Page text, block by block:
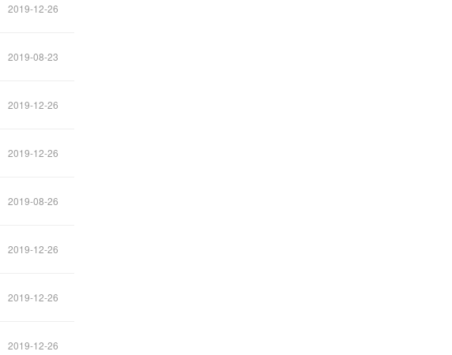
2019-12-26
2019-08-23
2019-12-26
2019-12-26
2019-08-26
2019-12-26
2019-12-26
2019-12-26